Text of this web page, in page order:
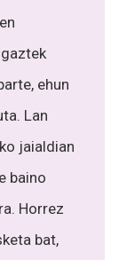
ehun
Lan
jaialdian
baino
Horrez
bat,